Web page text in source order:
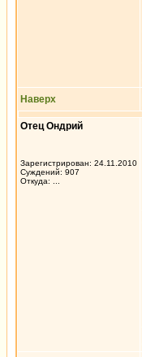
Наверх
Отец Ондрий
Зарегистрирован: 24.11.2010
Суждений: 907
Откуда: ...